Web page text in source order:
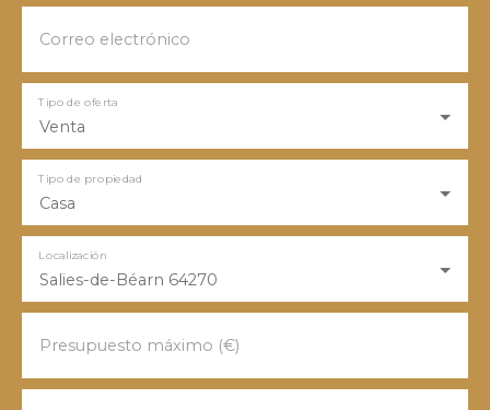
Correo electrónico
Venta
Tipo de oferta
Casa
Tipo de propiedad
Salies-de-Béarn 64270
Localización
Presupuesto máximo (€)